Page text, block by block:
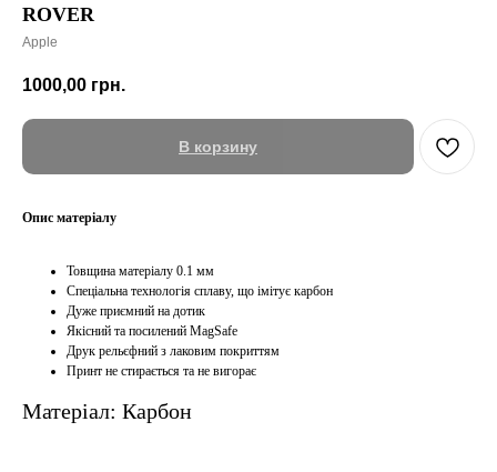
ROVER
Apple
1000,00 грн.
В корзину
Опис матеріалу
Товщина матеріалу 0.1 мм
Спеціальна технологія сплаву, що імітує карбон
Дуже приємний на дотик
Якісний та посилений MagSafe
Друк рельєфний з лаковим покриттям
Принт не стирається та не вигорає
Матеріал: Карбон